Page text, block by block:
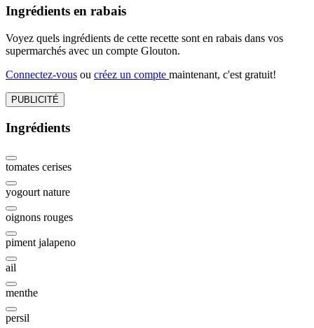
Ingrédients en rabais
Voyez quels ingrédients de cette recette sont en rabais dans vos
supermarchés avec un compte Glouton.
Connectez-vous ou créez un compte maintenant, c'est gratuit!
PUBLICITÉ
Ingrédients
tomates cerises
yogourt nature
oignons rouges
piment jalapeno
ail
menthe
persil